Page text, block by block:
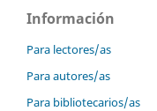
Información
Para lectores/as
Para autores/as
Para bibliotecarios/as